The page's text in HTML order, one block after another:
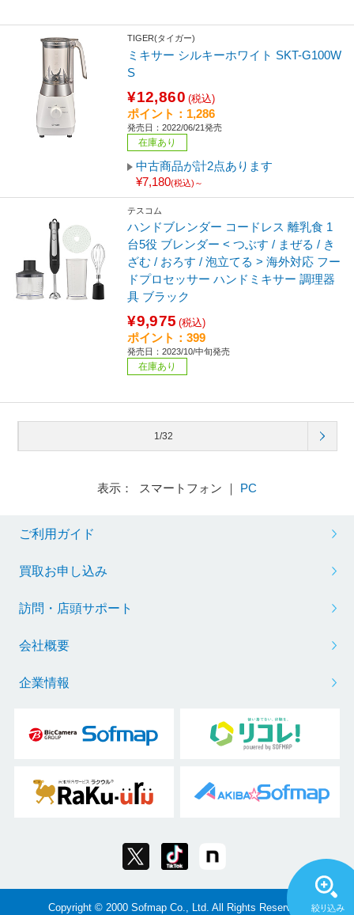
TIGER(タイガー)
ミキサー シルキーホワイト SKT-G100W
S
¥12,860 (税込)
ポイント：1,286
発売日：2022/06/21発売
在庫あり
中古商品が計2点あります
¥7,180(税込)～
テスコム
ハンドブレンダー コードレス 離乳食 1
台5役 ブレンダー < つぶす / まぜる / き
ざむ / おろす / 泡立てる > 海外対応 フー
ドプロセッサー ハンドミキサー 調理器
具 ブラック
¥9,975 (税込)
ポイント：399
発売日：2023/10/中旬発売
在庫あり
1/32
表示： スマートフォン ｜ PC
ご利用ガイド
買取お申し込み
訪問・店頭サポート
会社概要
企業情報
Copyright © 2000 Sofmap Co., Ltd. All Rights Reserved.